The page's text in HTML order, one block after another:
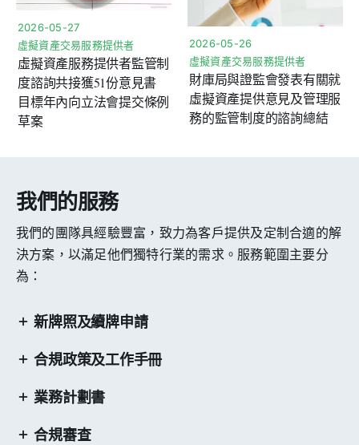
2026-05-27
虛擬資產交易服務提供者
虛擬資產服務提供者監管制
度諮詢共接獲51份意見書
目標年內向立法會提交條例
草案
2026-05-26
虛擬資產交易服務提供者
財庫局與證監會發表有關就
虛擬資產提供意見及管理服
務的監管制度的諮詢總結
我們的服務
我們的團隊具經驗豐富，致力為客戶提供及定制合適的解
決方案，以滿足他們獨特行業的需求。服務範圍主要分
為：
新牌照及續牌申請
合規政策及工作手冊
業務計劃書
合規審查